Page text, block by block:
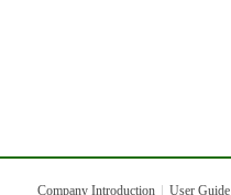
Company Introduction User Guide